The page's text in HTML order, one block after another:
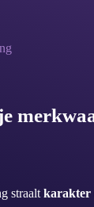
straalt karakter